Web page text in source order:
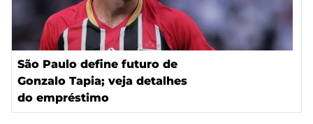
São Paulo define futuro de
Gonzalo Tapia; veja detalhes
do empréstimo